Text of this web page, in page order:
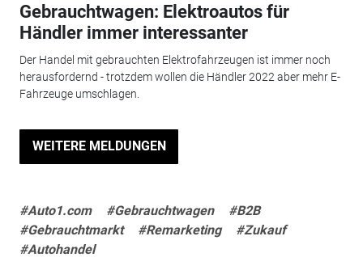
Gebrauchtwagen: Elektroautos für
Händler immer interessanter
Der Handel mit gebrauchten Elektrofahrzeugen ist immer noch
herausfordernd - trotzdem wollen die Händler 2022 aber mehr E-
Fahrzeuge umschlagen.
WEITERE MELDUNGEN
#Auto1.com #Gebrauchtwagen
#B2B
#Gebrauchtmarkt
#Remarketing
#Zukauf
#Autohandel